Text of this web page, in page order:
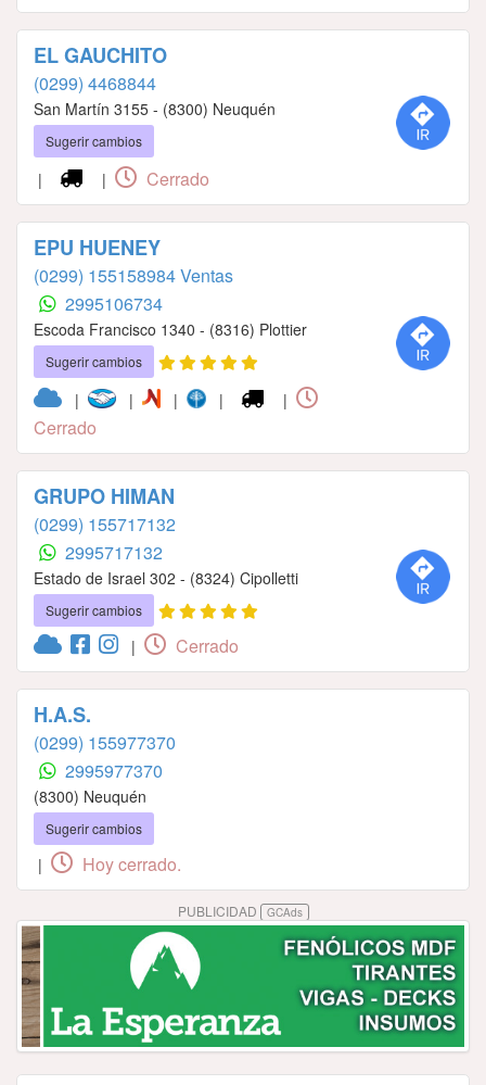
EL GAUCHITO
(0299) 4468844
San Martín 3155 - (8300) Neuquén
Sugerir cambios
| | Cerrado
EPU HUENEY
(0299) 155158984 Ventas
2995106734
Escoda Francisco 1340 - (8316) Plottier
Sugerir cambios
| | | | |
Cerrado
GRUPO HIMAN
(0299) 155717132
2995717132
Estado de Israel 302 - (8324) Cipolletti
Sugerir cambios
| Cerrado
H.A.S.
(0299) 155977370
2995977370
(8300) Neuquén
Sugerir cambios
| Hoy cerrado.
PUBLICIDAD GCAds